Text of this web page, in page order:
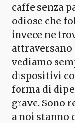
caffe senza
odiose che
invece ne
attraversano
vediamo
dispositivi
forma di
grave. Sono
a noi stanno